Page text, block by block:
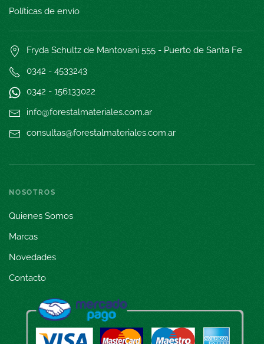
Políticas de envío
Fryda Schultz de Mantovani 555 - Puerto de Santa Fe
0342 - 4533243
0342 - 156133022
info@forestalmateriales.com.ar
consultas@forestalmateriales.com.ar
NOSOTROS
Quienes Somos
Marcas
Novedades
Contacto